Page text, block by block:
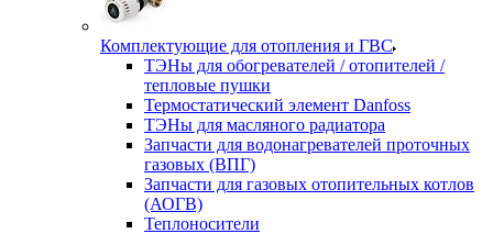
Комплектующие для отопления и ГВС
ТЭНы для обогревателей / отопителей /
тепловые пушки
Термостатический элемент Danfoss
ТЭНы для масляного радиатора
Запчасти для водонагревателей проточных
газовых (ВПГ)
Запчасти для газовых отопительных котлов
(АОГВ)
Теплоносители